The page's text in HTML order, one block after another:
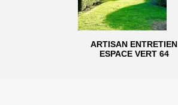
ARTISAN ENTRETIEN
ESPACE VERT 64